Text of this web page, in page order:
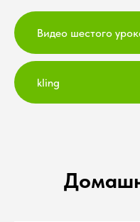
Видео шестого
kling